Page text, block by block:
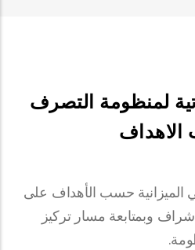
لمنظومة التصرف
الاهداف
حسب الأهداف على
وبمتابعة مسار تركيز